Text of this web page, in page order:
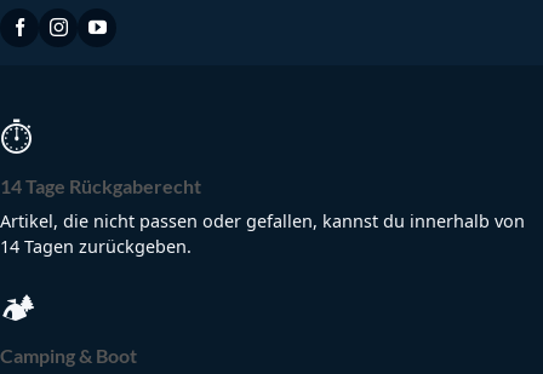
⏱
14 Tage Rückgaberecht
Artikel, die nicht passen oder gefallen, kannst du innerhalb von
14 Tagen zurückgeben.
🏕
Camping & Boot